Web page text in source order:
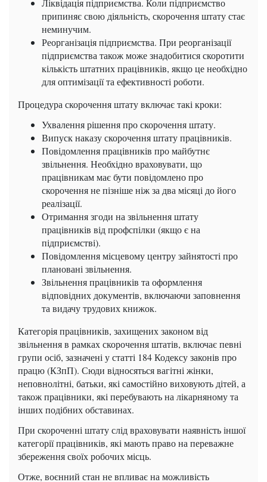
Ліквідація підприємства. Коли підприємство
припиняє свою діяльність, скорочення штату стає
неминучим.
Реорганізація підприємства. При реорганізації
підприємства також може знадобитися скоротити
кількість штатних працівників, якщо це необхідно
для оптимізації та ефективності роботи.
Процедура скорочення штату включає такі кроки:
Ухвалення рішення про скорочення штату.
Випуск наказу скорочення штату працівників.
Повідомлення працівників про майбутнє
звільнення. Необхідно враховувати, що
працівникам має бути повідомлено про
скорочення не пізніше ніж за два місяці до його
реалізації.
Отримання згоди на звільнення штату
працівників від профспілки (якщо є на
підприємстві).
Повідомлення місцевому центру зайнятості про
плановані звільнення.
Звільнення працівників та оформлення
відповідних документів, включаючи заповнення
та видачу трудових книжок.
Категорія працівників, захищених законом від
звільнення в рамках скорочення штатів, включає певні
групи осіб, зазначені у статті 184 Кодексу законів про
працю (КЗпП). Сюди відносяться вагітні жінки,
неповнолітні, батьки, які самостійно виховують дітей, а
також працівники, які перебувають на лікарняному та
інших подібних обставинах.
При скороченні штату слід враховувати наявність іншої
категорії працівників, які мають право на переважне
збереження своїх робочих місць.
Отже, воєнний стан не впливає на можливість